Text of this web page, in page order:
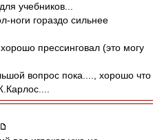
учебников...
ноги гораздо сильнее
прессинговал (это могу
вопрос пока...., хорошо что